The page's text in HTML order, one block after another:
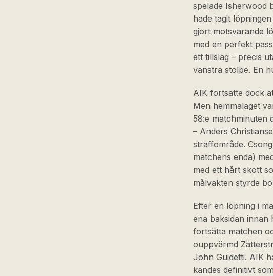
spelade Isherwood
hade tagit
gjort motsvarande
med en perfekt
ett tillslag – precis
vänstra stolpe. En
AIK fortsatte dock
Men hemmalaget
58:e matchminuten
– Anders
straffområde.
matchens enda)
med ett hårt skott
målvakten styrde
Efter en löpning i
ena baksidan innan
fortsätta matchen
ouppvärmd
John Guidetti. AIK
kändes definitivt